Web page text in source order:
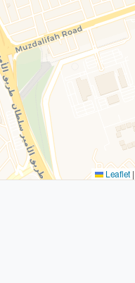
Leaflet |